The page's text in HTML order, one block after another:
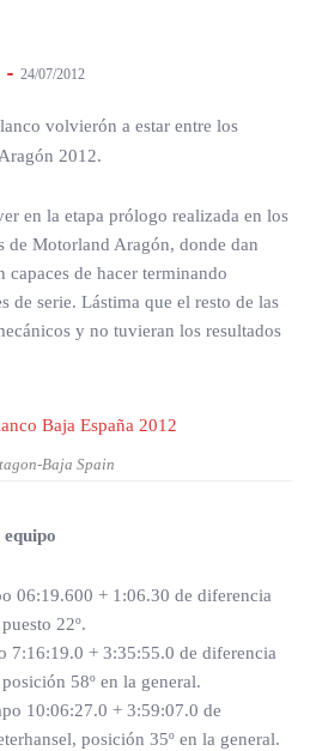
24/07/2012
volvierón a estar entre los
Aragón 2012.
en la etapa prólogo realizada en los
de Motorland Aragón, donde dan
capaces de hacer terminando
de serie. Lástima que el resto de las
y no tuvieran los resultados
Baja Spain
06:19.600 + 1:06.30 de diferencia
22º.
7:16:19.0 + 3:35:55.0 de diferencia
58º en la general.
10:06:27.0 + 3:59:07.0 de
posición 35º en la general.